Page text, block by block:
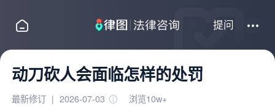
提问
动刀砍人会面临怎样的处罚
最新修订 | 2026-07-03 浏览10w+